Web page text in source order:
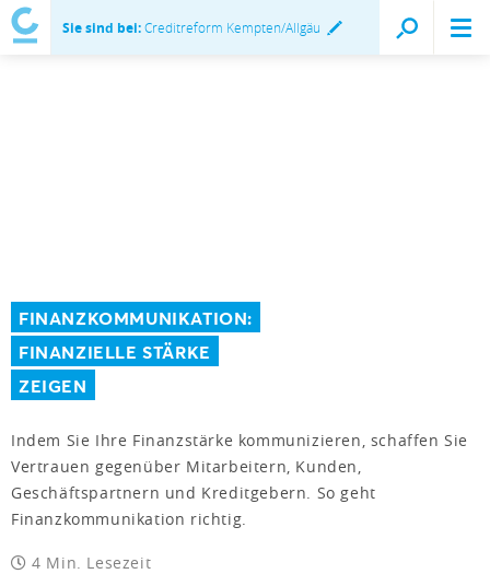
Sie sind bei:Creditreform Kempten/Allgäu
FINANZKOMMUNIKATION:
FINANZIELLE STÄRKE
ZEIGEN
Indem Sie Ihre Finanzstärke kommunizieren, schaffen Sie
Vertrauen gegenüber Mitarbeitern, Kunden,
Geschäftspartnern und Kreditgebern. So geht
Finanzkommunikation richtig.
4 Min. Lesezeit